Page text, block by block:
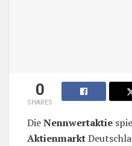
0
SHARES
DieNennwertaktie
Aktienmarkt